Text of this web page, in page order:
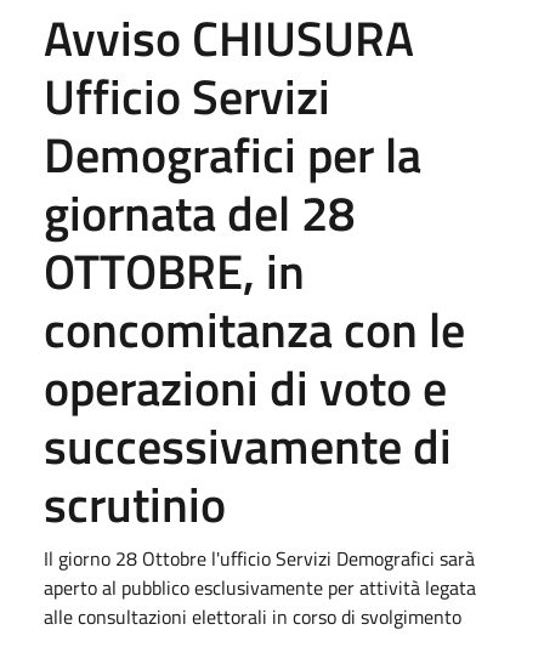
Avviso CHIUSURA
Ufficio Servizi
Demografici per la
giornata del 28
OTTOBRE, in
concomitanza con le
operazioni di voto e
successivamente di
scrutinio
Il giorno 28 Ottobre l'ufficio Servizi Demografici sarà
aperto al pubblico esclusivamente per attività legata
alle consultazioni elettorali in corso di svolgimento